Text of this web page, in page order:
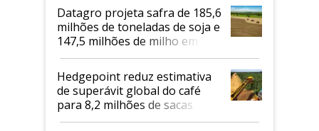
Datagro projeta safra de 185,6
milhões de toneladas de soja e
147,5 milhões de milho em
2026/27
Hedgepoint reduz estimativa
de superávit global do café
para 8,2 milhões de sacas